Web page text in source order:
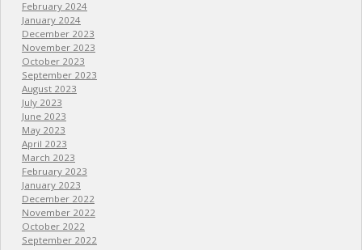
February 2024
January 2024
December 2023
November 2023
October 2023
September 2023
August 2023
July 2023
June 2023
May 2023
April 2023
March 2023
February 2023
January 2023
December 2022
November 2022
October 2022
September 2022